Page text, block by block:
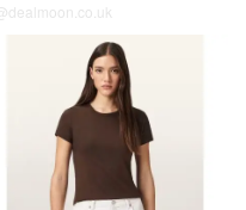
@dealmoon.co.uk